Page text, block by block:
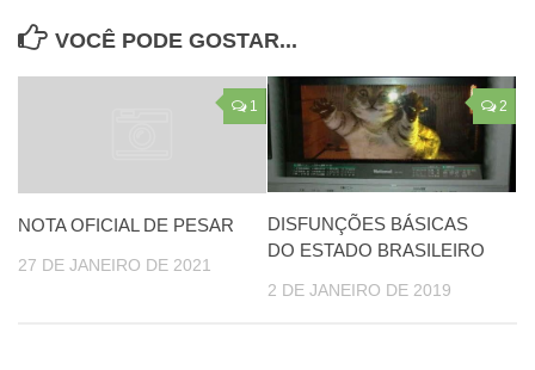
VOCÊ PODE GOSTAR...
1
NOTA OFICIAL DE PESAR
27 DE JANEIRO DE 2021
2
DISFUNÇÕES BÁSICAS
DO ESTADO BRASILEIRO
2 DE JANEIRO DE 2019